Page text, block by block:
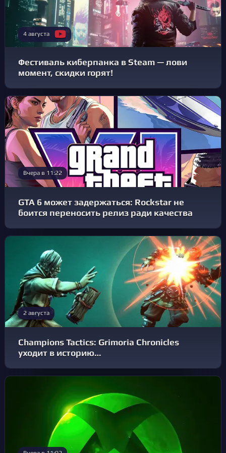
4 августа
Фестиваль киберпанка в Steam — лови
момент, скидки горят!
Вчера в 11:22
GTA 6 может задержаться: Rockstar не
боится переносить релиз ради качества
2 августа
Champions Tactics: Grimoria Chronicles
уходит в историю…